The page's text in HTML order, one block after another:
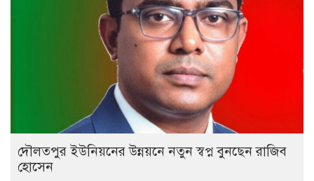
দৌলতপুর ইউনিয়নের উন্নয়নে নতুন স্বপ্ন বুনছেন রাজিব
হোসেন